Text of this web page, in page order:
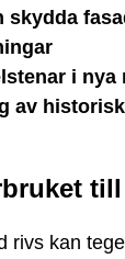
skydda
i
av
till
rivs kan